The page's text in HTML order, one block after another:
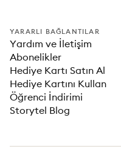
YARARLI BAĞLANTILAR
Yardım ve İletişim
Abonelikler
Hediye Kartı Satın Al
Hediye Kartını Kullan
Öğrenci İndirimi
Storytel Blog